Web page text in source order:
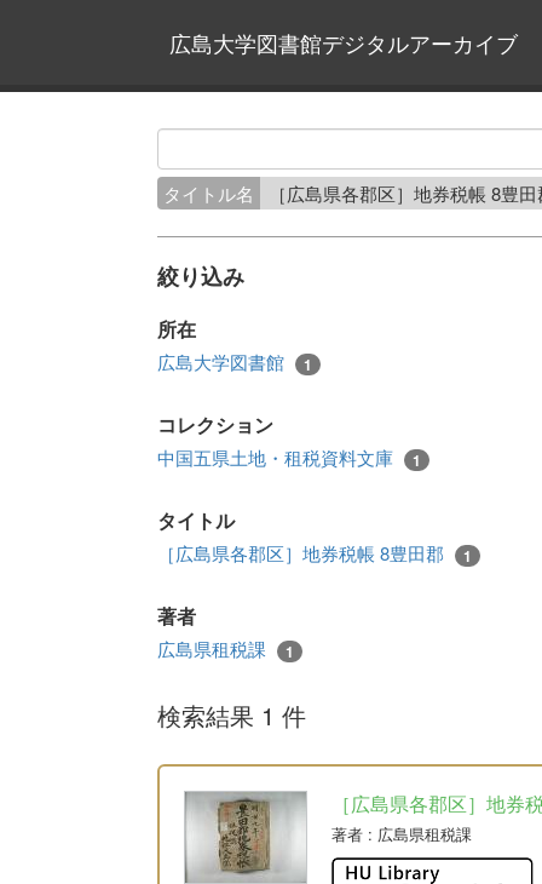
広島大学図書館デジタルアーカイブ
タイトル名 ［広島県各郡区］地券税帳 8豊
絞り込み
所在
広島大学図書館 1
コレクション
中国五県土地・租税資料文庫 1
タイトル
［広島県各郡区］地券税帳 8豊田郡 1
著者
広島県租税課 1
検索結果 1 件
［広島県各郡区］地
著者 : 広島県租税課